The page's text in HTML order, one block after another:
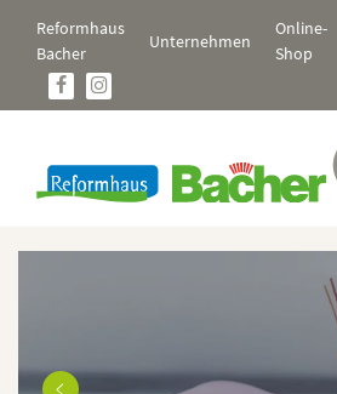
Inhalt
springen
Reformhaus
Bacher
Unternehmen
Online-
Shop